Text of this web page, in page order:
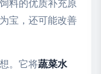
料的优质补充原
宝，还可能改善
。它将蔬菜水